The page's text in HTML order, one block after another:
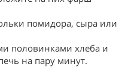
помидора, сыра или
половинками хлеба и
на пару минут.